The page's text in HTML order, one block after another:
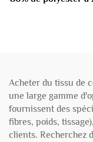
Acheter du tissu de
une large gamme
fournissent des
fibres, poids,
clients. Recherchez